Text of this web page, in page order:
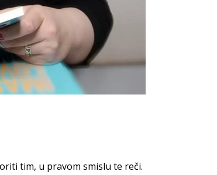
tim, u pravom smislu te reči.